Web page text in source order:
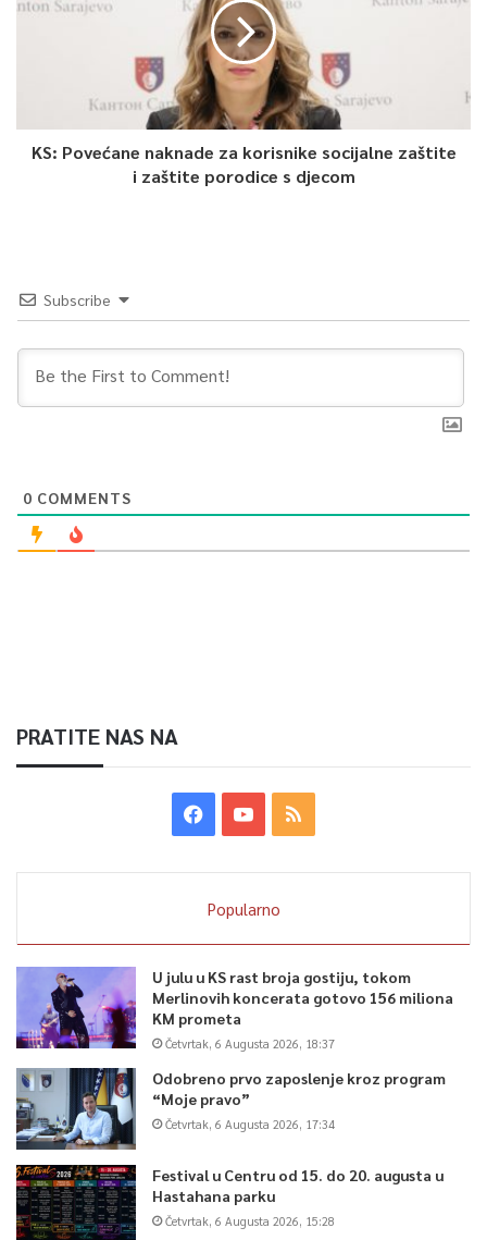
Kako navode u saopćenju za javnost, Zavod zdravstvenog
osiguranja Kantona Sarajevo kontinuirano će pružati podršku
tom procesu i blagovremeno obavještavati javnost o procesu
KS: Povećane naknade za korisnike socijalne zaštite
i zaštite porodice s djecom
Subscribe
0 COMMENTS
PRATITE NAS NA
Popularno
U julu u KS rast broja gostiju, tokom
Merlinovih koncerata gotovo 156 miliona
KM prometa
Četvrtak, 6 Augusta 2026, 18:37
Odobreno prvo zaposlenje kroz program
“Moje pravo”
Četvrtak, 6 Augusta 2026, 17:34
Festival u Centru od 15. do 20. augusta u
Hastahana parku
Četvrtak, 6 Augusta 2026, 15:28